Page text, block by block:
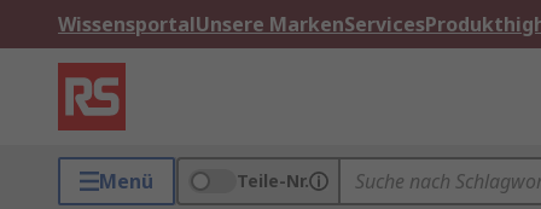
WissensportalUnsere MarkenServices
Menü Teile-Nr.